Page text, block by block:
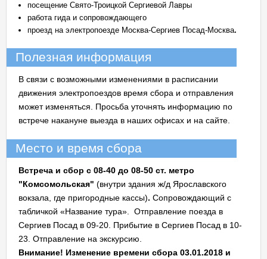
посещение Свято-Троицкой Сергиевой Лавры
работа гида и сопровождающего
проезд на электропоезде Москва-Сергиев Посад-Москва.
Полезная информация
В связи с возможными изменениями в расписании
движения электропоездов время сбора и отправления
может изменяться. Просьба уточнять информацию по
встрече накануне выезда в наших офисах и на сайте.
Место и время сбора
Встреча и сбор с 08-40 до 08-50 ст. метро
"Комсомольская" (внутри здания ж/д Ярославского
вокзала, где пригородные кассы). Сопровождающий с
табличкой «Название тура». Отправление поезда в
Сергиев Посад в 09-20. Прибытие в Сергиев Посад в 10-
23. Отправление на экскурсию.
Внимание! Изменение времени сбора 03.01.2018 и